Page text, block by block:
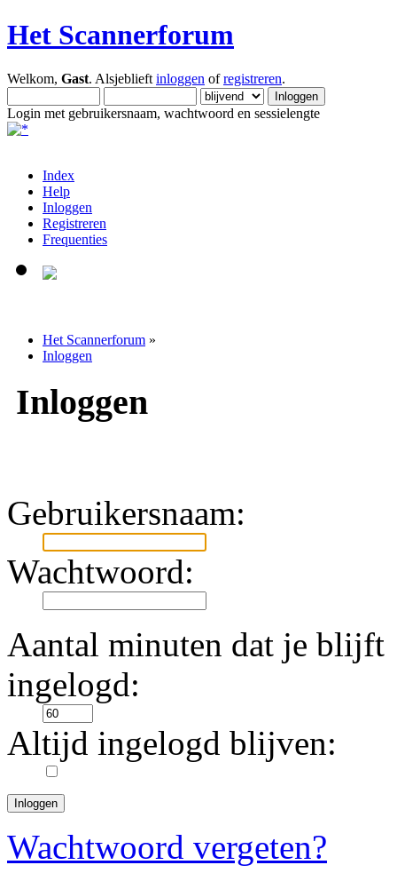
Het Scannerforum
Welkom, Gast. Alsjeblieft inloggen ofregistreren.
Login met gebruikersnaam, wachtwoord en sessielengte
Index
Help
Inloggen
Registreren
Frequenties
Het Scannerforum »
Inloggen
Inloggen
Gebruikersnaam:
Wachtwoord:
Aantal minuten dat je blijft
ingelogd:
Altijd ingelogd blijven:
Wachtwoord vergeten?